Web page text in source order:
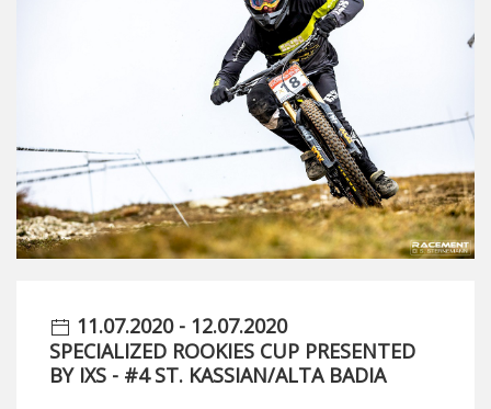
11.07.2020 - 12.07.2020
SPECIALIZED ROOKIES CUP PRESENTED
BY IXS - #4 ST. KASSIAN/ALTA BADIA